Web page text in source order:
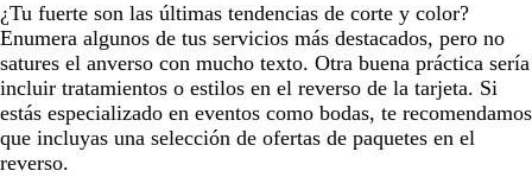
¿Tu fuerte son las últimas tendencias de corte y color?
Enumera algunos de tus servicios más destacados, pero no
satures el anverso con mucho texto. Otra buena práctica sería
incluir tratamientos o estilos en el reverso de la tarjeta. Si
estás especializado en eventos como bodas, te recomendamos
que incluyas una selección de ofertas de paquetes en el
reverso.